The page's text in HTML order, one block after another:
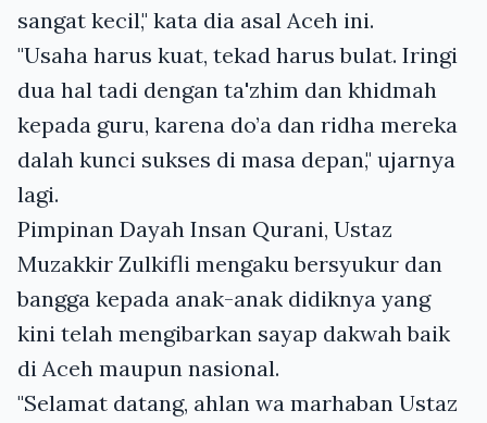
sangat kecil," kata dia asal Aceh ini.
"Usaha harus kuat, tekad harus bulat. Iringi
dua hal tadi dengan ta'zhim dan khidmah
kepada guru, karena do’a dan ridha mereka
dalah kunci sukses di masa depan," ujarnya
lagi.
Pimpinan Dayah Insan Qurani, Ustaz
Muzakkir Zulkifli mengaku bersyukur dan
bangga kepada anak-anak didiknya yang
kini telah mengibarkan sayap dakwah baik
di Aceh maupun nasional.
"Selamat datang, ahlan wa marhaban Ustaz